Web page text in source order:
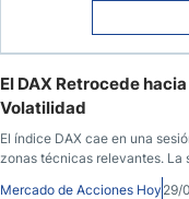
El DAX Retrocede
Volatilidad
El índice DAX cae en una
zonas técnicas relevantes. La
sensibilidad energética
Mercado de Acciones Hoy 29/